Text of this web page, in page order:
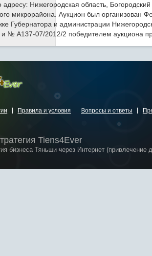
Нижегородская область,
микрорайона. Аукцион был
Губернатора и администрации
№ А137-07/2012/2 победителем аукциона
Правила и условия Вопросы и ответы
Tiens4Ever
бизнеса Тяньши через Интернет (привлечение